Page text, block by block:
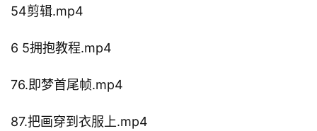
54剪辑.mp4
6 5拥抱教程.mp4
76.即梦首尾帧.mp4
87.把画穿到衣服上.mp4